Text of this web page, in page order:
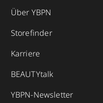
Über YBPN
Storefinder
Karriere
BEAUTYtalk
YBPN-Newsletter